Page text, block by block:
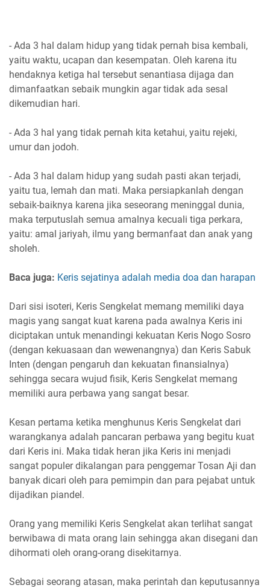
- Ada 3 hal dalam hidup yang tidak pernah bisa kembali,
yaitu waktu, ucapan dan kesempatan. Oleh karena itu
hendaknya ketiga hal tersebut senantiasa dijaga dan
dimanfaatkan sebaik mungkin agar tidak ada sesal
dikemudian hari.
- Ada 3 hal yang tidak pernah kita ketahui, yaitu rejeki,
umur dan jodoh.
- Ada 3 hal dalam hidup yang sudah pasti akan terjadi,
yaitu tua, lemah dan mati. Maka persiapkanlah dengan
sebaik-baiknya karena jika seseorang meninggal dunia,
maka terputuslah semua amalnya kecuali tiga perkara,
yaitu: amal jariyah, ilmu yang bermanfaat dan anak yang
sholeh.
Baca juga: Keris sejatinya adalah media doa dan harapan
Dari sisi isoteri, Keris Sengkelat memang memiliki daya
magis yang sangat kuat karena pada awalnya Keris ini
diciptakan untuk menandingi kekuatan Keris Nogo Sosro
(dengan kekuasaan dan wewenangnya) dan Keris Sabuk
Inten (dengan pengaruh dan kekuatan finansialnya)
sehingga secara wujud fisik, Keris Sengkelat memang
memiliki aura perbawa yang sangat besar.
Kesan pertama ketika menghunus Keris Sengkelat dari
warangkanya adalah pancaran perbawa yang begitu kuat
dari Keris ini. Maka tidak heran jika Keris ini menjadi
sangat populer dikalangan para penggemar Tosan Aji dan
banyak dicari oleh para pemimpin dan para pejabat untuk
dijadikan piandel.
Orang yang memiliki Keris Sengkelat akan terlihat sangat
berwibawa di mata orang lain sehingga akan disegani dan
dihormati oleh orang-orang disekitarnya.
Sebagai seorang atasan, maka perintah dan keputusannya